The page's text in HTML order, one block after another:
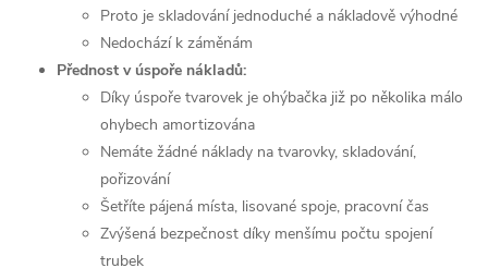
Proto je skladování jednoduché a nákladově výhodné
Nedochází k záměnám
Přednost v úspoře nákladů:
Díky úspoře tvarovek je ohýbačka již po několika málo
ohybech amortizována
Nemáte žádné náklady na tvarovky, skladování,
pořizování
Šetříte pájená místa, lisované spoje, pracovní čas
Zvýšená bezpečnost díky menšímu počtu spojení
trubek